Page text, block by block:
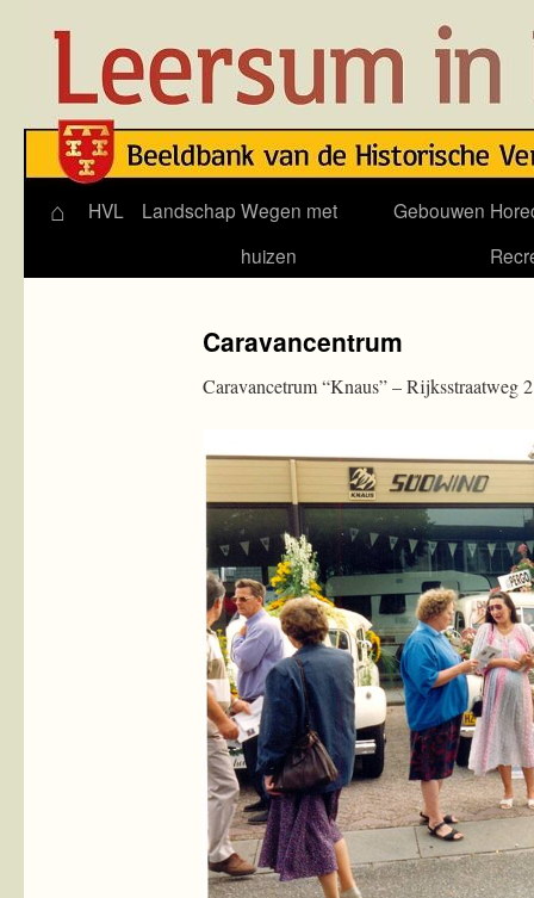
Skip
⌂ HVL Landschap Wegen met
huizen
Gebouwen
Caravancentrum
Caravancetrum “Knaus” – Rijksstraatweg